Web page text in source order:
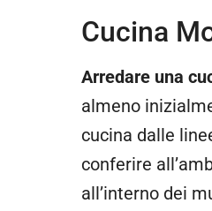
Cucina
Arredare una
almeno
cucina dalle
conferire
all’interno dei